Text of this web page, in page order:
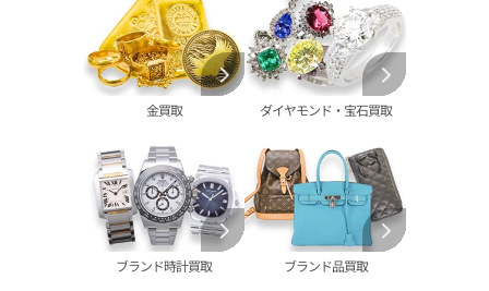
金貨･銀貨 買取
大判･小判 買取
イエローゴールド 買取
ホワイトゴールド 買取
金コンビ 買取
プラチナ 買取
プラチナインゴット 買取
Pt1000 買取
パール 買取
ヴァンクリーフ&
アーペル 買取
グッチ 買取
ブシュロン 買取
ショーメ 買取
買取可能な商品をもっと見る
シャネル 買取
オメガ 買取
タグ・ホイヤー 買取
ブライトリング
ヴァシュロン・コンスタンタン 買取
A. ランゲ&
金買取 ダイヤモンド・宝石買取
ブランド時計買取 ブランド品買取